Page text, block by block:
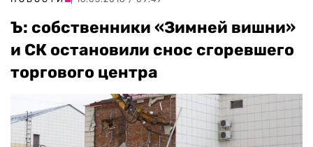
Ъ: собственники «Зимней вишни»
и СК остановили снос сгоревшего
торгового центра